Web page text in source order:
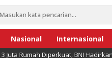
Nasional Internasional
Juta Rumah Diperkuat, BNI